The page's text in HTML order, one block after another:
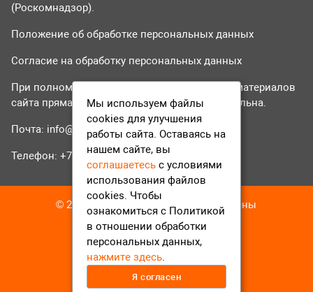
(Роскомнадзор).
Положение об обработке персональных данных
Согласие на обработку персональных данных
При полном или частичном использовании материалов
сайта прямая гиперссылка на tvr24.tv обязательна.
Почта: info@tvr24.tv
Телефон: +7 (496) 551-04-95
© 2016-2023 ТВР24 Все права защищены
Мы используем файлы
cookies для улучшения
работы сайта. Оставаясь на
нашем сайте, вы
соглашаетесь с условиями
использования файлов
cookies. Чтобы
ознакомиться с Политикой
в отношении обработки
персональных данных,
нажмите здесь.
Я согласен